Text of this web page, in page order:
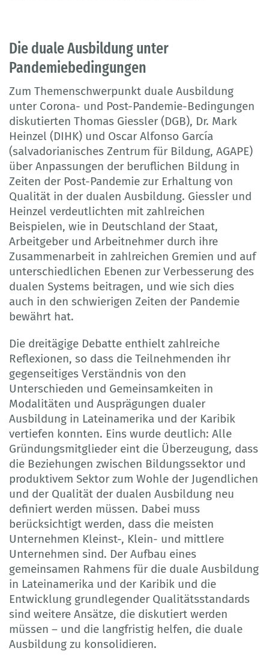
Die duale Ausbildung unter
Pandemiebedingungen
Zum Themenschwerpunkt duale Ausbildung
unter Corona- und Post-Pandemie-Bedingungen
diskutierten Thomas Giessler (DGB), Dr. Mark
Heinzel (DIHK) und Oscar Alfonso García
(salvadorianisches Zentrum für Bildung, AGAPE)
über Anpassungen der beruflichen Bildung in
Zeiten der Post-Pandemie zur Erhaltung von
Qualität in der dualen Ausbildung. Giessler und
Heinzel verdeutlichten mit zahlreichen
Beispielen, wie in Deutschland der Staat,
Arbeitgeber und Arbeitnehmer durch ihre
Zusammenarbeit in zahlreichen Gremien und auf
unterschiedlichen Ebenen zur Verbesserung des
dualen Systems beitragen, und wie sich dies
auch in den schwierigen Zeiten der Pandemie
bewährt hat.
Die dreitägige Debatte enthielt zahlreiche
Reflexionen, so dass die Teilnehmenden ihr
gegenseitiges Verständnis von den
Unterschieden und Gemeinsamkeiten in
Modalitäten und Ausprägungen dualer
Ausbildung in Lateinamerika und der Karibik
vertiefen konnten. Eins wurde deutlich: Alle
Gründungsmitglieder eint die Überzeugung, dass
die Beziehungen zwischen Bildungssektor und
produktivem Sektor zum Wohle der Jugendlichen
und der Qualität der dualen Ausbildung neu
definiert werden müssen. Dabei muss
berücksichtigt werden, dass die meisten
Unternehmen Kleinst-, Klein- und mittlere
Unternehmen sind. Der Aufbau eines
gemeinsamen Rahmens für die duale Ausbildung
in Lateinamerika und der Karibik und die
Entwicklung grundlegender Qualitätsstandards
sind weitere Ansätze, die diskutiert werden
müssen – und die langfristig helfen, die duale
Ausbildung zu konsolidieren.